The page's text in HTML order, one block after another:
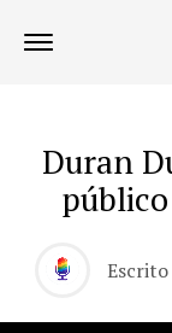
Duran
público